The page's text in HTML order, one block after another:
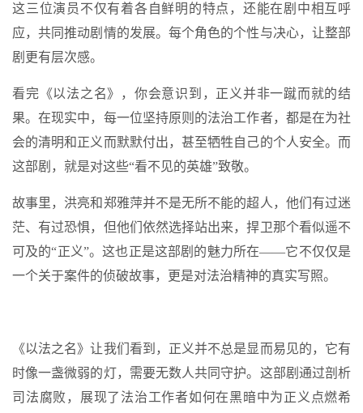
这三位演员不仅有着各自鲜明的特点，还能在剧中相互呼
应，共同推动剧情的发展。每个角色的个性与决心，让整部
剧更有层次感。
看完《以法之名》，你会意识到，正义并非一蹴而就的结
果。在现实中，每一位坚持原则的法治工作者，都是在为社
会的清明和正义而默默付出，甚至牺牲自己的个人安全。而
这部剧，就是对这些“看不见的英雄”致敬。
故事里，洪亮和郑雅萍并不是无所不能的超人，他们有过迷
茫、有过恐惧，但他们依然选择站出来，捍卫那个看似遥不
可及的“正义”。这也正是这部剧的魅力所在——它不仅仅是
一个关于案件的侦破故事，更是对法治精神的真实写照。
《以法之名》让我们看到，正义并不总是显而易见的，它有
时像一盏微弱的灯，需要无数人共同守护。这部剧通过剖析
司法腐败，展现了法治工作者如何在黑暗中为正义点燃希